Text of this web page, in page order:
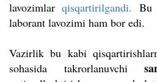
lavozimlarqisqartirilgandi. Bu
laborant lavozimi ham bor edi.
Vazirlik bu kabi
sohasida takrorlanuvchi